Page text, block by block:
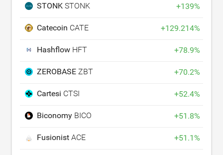
STONK STONK +139%
Catecoin CATE +129.214%
Hashflow HFT +78.9%
ZEROBASE ZBT +70.2%
Cartesi CTSI +52.4%
Biconomy BICO +51.8%
Fusionist ACE +51.1%